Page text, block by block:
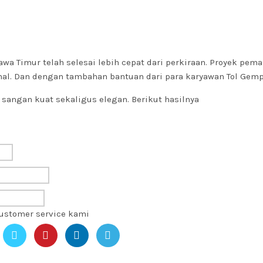
Timur telah selesai lebih cepat dari perkiraan. Proyek
Dan dengan tambahan bantuan dari para karyawan Tol
kuat sekaligus elegan. Berikut hasilnya
service kami